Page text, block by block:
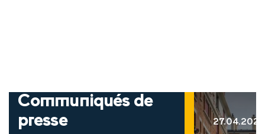
Communiqués de
presse
27.04.2026